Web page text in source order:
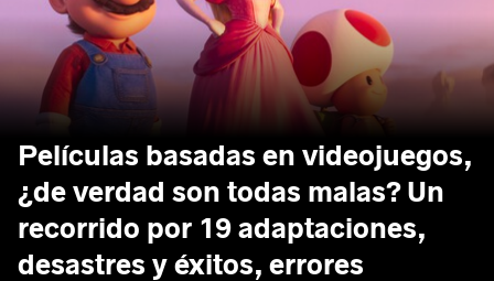
Películas basadas en videojuegos,
¿de verdad son todas malas? Un
recorrido por 19 adaptaciones,
desastres y éxitos, errores